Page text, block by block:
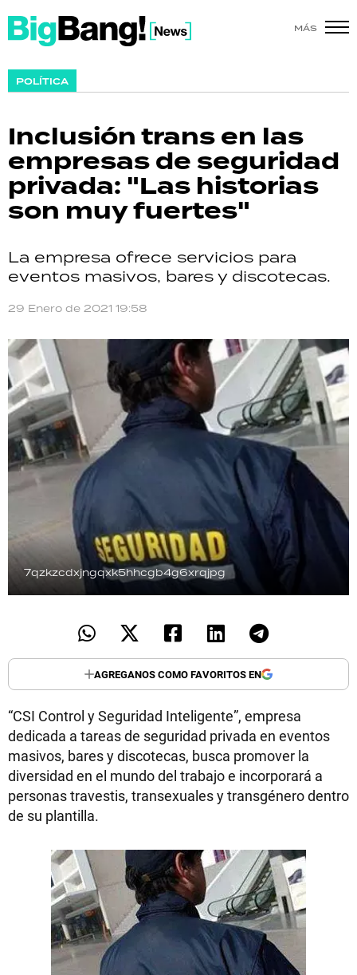
MÁS
POLÍTICA
Inclusión trans en las
empresas de seguridad
privada: "Las historias
son muy fuertes"
La empresa ofrece servicios para
eventos masivos, bares y discotecas.
29 Enero de 2021 19:58
7qzkzcdxjngqxk5hhcgb4g6xrqjpg
AGREGANOS COMO FAVORITOS EN
“CSI Control y Seguridad Inteligente”, empresa
dedicada a tareas de seguridad privada en eventos
masivos, bares y discotecas, busca promover la
diversidad en el mundo del trabajo e incorporará a
personas travestis, transexuales y transgénero dentro
de su plantilla.
SHOW
ACTUALIDAD
POLICIALES
ECONOMÍA
GRAN HERMANO
SALUD
DEPORTES
TECNOLOGÍA
RECETAS
PALABRAS
HORÓSCOPO
Seguinos